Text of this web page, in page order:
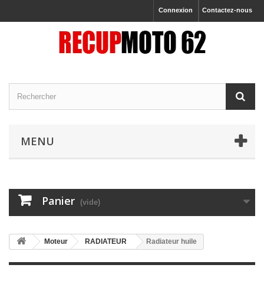
Contactez-nous
Connexion
MENU
Panier (vide)
Moteur RADIATEUR Radiateur huile